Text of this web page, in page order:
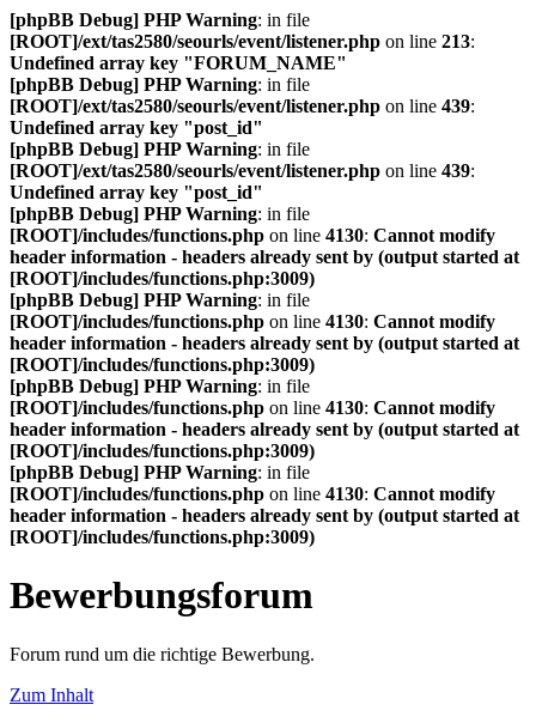
[phpBB Debug] PHP Warning: in file
[ROOT]/ext/tas2580/seourls/event/listener.php on line 213:
Undefined array key "FORUM_NAME"
[phpBB Debug] PHP Warning: in file
[ROOT]/ext/tas2580/seourls/event/listener.php on line 439:
Undefined array key "post_id"
[phpBB Debug] PHP Warning: in file
[ROOT]/ext/tas2580/seourls/event/listener.php on line 439:
Undefined array key "post_id"
[phpBB Debug] PHP Warning: in file
[ROOT]/includes/functions.php on line 4130: Cannot modify
header information - headers already sent by (output started at
[ROOT]/includes/functions.php:3009)
[phpBB Debug] PHP Warning: in file
[ROOT]/includes/functions.php on line 4130: Cannot modify
header information - headers already sent by (output started at
[ROOT]/includes/functions.php:3009)
[phpBB Debug] PHP Warning: in file
[ROOT]/includes/functions.php on line 4130: Cannot modify
header information - headers already sent by (output started at
[ROOT]/includes/functions.php:3009)
[phpBB Debug] PHP Warning: in file
[ROOT]/includes/functions.php on line 4130: Cannot modify
header information - headers already sent by (output started at
[ROOT]/includes/functions.php:3009)
Bewerbungsforum
Forum rund um die richtige Bewerbung.
Zum Inhalt